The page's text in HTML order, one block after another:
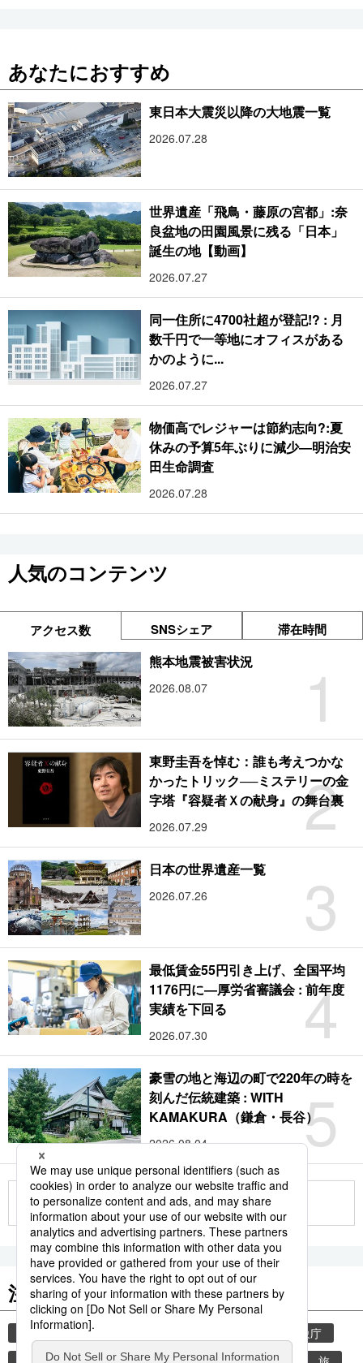
あなたにおすすめ
東日本大震災以降の大地震一覧
2026.07.28
世界遺産「飛鳥・藤原の宮都」:奈
良盆地の田園風景に残る「日本」
誕生の地【動画】
2026.07.27
同一住所に4700社超が登記!? : 月
数千円で一等地にオフィスがある
かのように...
2026.07.27
物価高でレジャーは節約志向?:夏
休みの予算5年ぶりに減少―明治安
田生命調査
2026.07.28
人気のコンテンツ
アクセス数 SNSシェア 滞在時間
1
熊本地震被害状況
2026.08.07
2
東野圭吾を悼む：誰も考えつかな
かったトリック──ミステリーの金
字塔『容疑者Ｘの献身』の舞台裏
2026.07.29
3
日本の世界遺産一覧
2026.07.26
4
最低賃金55円引き上げ、全国平均
1176円に―厚労省審議会 : 前年度
実績を下回る
2026.07.30
5
豪雪の地と海辺の町で220年の時を
刻んだ伝統建築 : WITH
KAMAKURA（鎌倉・長谷）
2026.08.04
もっと見る
注目のキーワード
共同通信ニュース
気象庁